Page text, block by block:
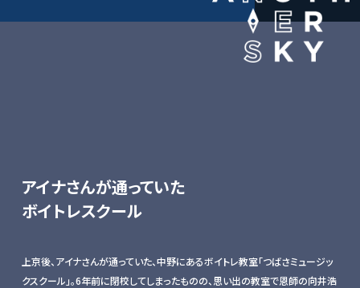
アイナさんが通っていた
ボイトレスクール
上京後、アイナさんが通っていた、中野にあるボイトレ教室「つばさミュージッ
クスクール」。6年前に閉校してしまったものの、思い出の教室で恩師の向井浩